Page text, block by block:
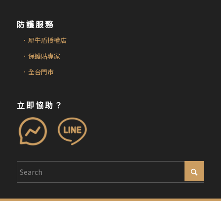
防護服務
．犀牛盾授權店
．保護貼專家
．全台門市
立即協助？